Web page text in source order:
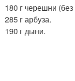
180 г черешни (без
285 г арбуза.
190 г дыни.